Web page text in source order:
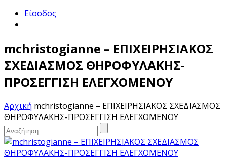
Είσοδος
mchristogianne – ΕΠΙΧΕΙΡΗΣΙΑΚΟΣ
ΣΧΕΔΙΑΣΜΟΣ ΘΗΡΟΦΥΛΑΚΗΣ-
ΠΡΟΣΕΓΓΙΣΗ ΕΛΕΓΧΟΜΕΝΟΥ
Αρχική mchristogianne – ΕΠΙΧΕΙΡΗΣΙΑΚΟΣ ΣΧΕΔΙΑΣΜΟΣ
ΘΗΡΟΦΥΛΑΚΗΣ-ΠΡΟΣΕΓΓΙΣΗ ΕΛΕΓΧΟΜΕΝΟΥ